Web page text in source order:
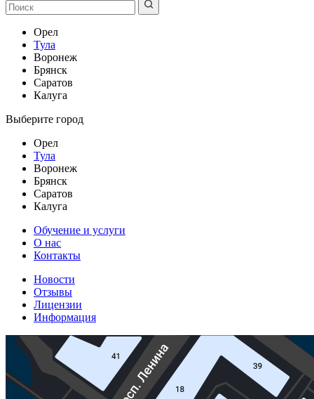
Орел
Тула
Воронеж
Брянск
Саратов
Калуга
Выберите город
Орел
Тула
Воронеж
Брянск
Саратов
Калуга
Обучение и услуги
О нас
Контакты
Новости
Отзывы
Лицензии
Информация